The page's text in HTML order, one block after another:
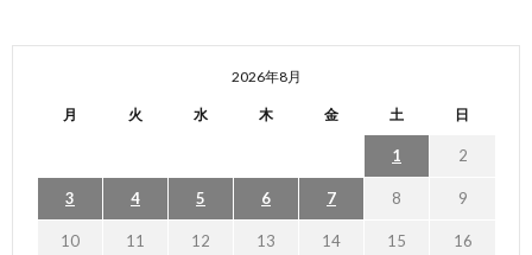
2026年8月
月 火 水 木 金 土 日
1 2
3 4 5 6 7 8 9
10 11 12 13 14 15 16